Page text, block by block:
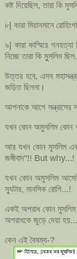
কষ্ট দিয়েছিল, তারা কি
৮| কারা মিয়ানমানে
৯| কারা কাস্মিরে
নিচ্ছে তারা কি মুুসলিম
উত্তর হবে, এসব
জড়িত ছিলনা।
আপনাকে আগে সন্ত্রাসের
যখন কোন অমুসলিম কোন
আর যখন কোন মুসলিম
জঙ্গীবাদ"!! But why...!
যখন কোন অমুসলিম
স্যুটার, মানসিক রোগি...!
একই অপরাধ কোন মুসলিম
অপরাধকে জুড়ে দেয়া
কেন এই বৈষম্য-?